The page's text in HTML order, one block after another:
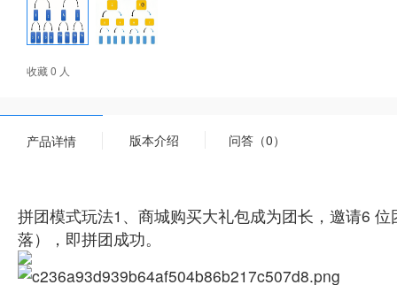
收藏 0 人
产品详情 版本介绍 问答（0）
拼团模式玩法1、商城购买大礼包成为团长，邀请6
落），即拼团成功。